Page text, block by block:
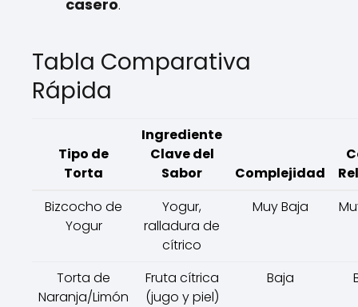
casero.
Tabla Comparativa
Rápida
Tipo de
Torta
Ingrediente
Clave del
Sabor
Complejidad
Bizcocho de
Yogur
Yogur,
ralladura de
cítrico
Muy Baja
Torta de
Naranja/Limón
Fruta cítrica
(jugo y piel)
Baja